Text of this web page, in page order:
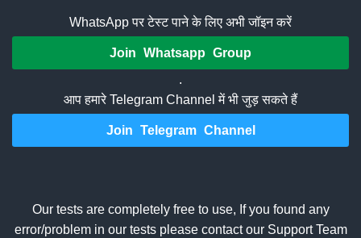
WhatsApp पर टेस्ट पाने के लिए अभी जॉइन करें
Join Whatsapp Group
.
आप हमारे Telegram Channel में भी जुड़ सकते हैं
Join Telegram Channel
Our tests are completely free to use, If you found any
error/problem in our tests please contact our Support Team